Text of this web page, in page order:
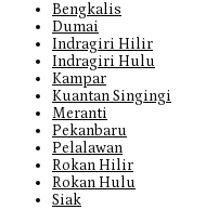
Bengkalis
Dumai
Indragiri Hilir
Indragiri Hulu
Kampar
Kuantan Singingi
Meranti
Pekanbaru
Pelalawan
Rokan Hilir
Rokan Hulu
Siak